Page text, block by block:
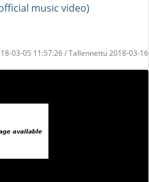
music video)
03-05 11:57:26 / Tallennettu 2018-03-16